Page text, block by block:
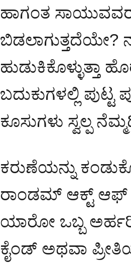
ಹಾಗಂತ
ಬಿಡಲಾಗುತ್ತದೆಯೇ?
ಹುಡುಕಿಕೊಳ್ಳುತ್ತಾ
ಬದುಕುಗಳಲ್ಲಿ
ಕೂಸುಗಳು ಸ್ವಲ್ಪ
ಕರುಣೆಯನ್ನು
ರಾಂಡಮ್ ಆಕ್ಟ್ ಆಫ್
ಯಾರೋ ಒಬ್ಬ
ಕೈಂಡ್ ಅಥವಾ